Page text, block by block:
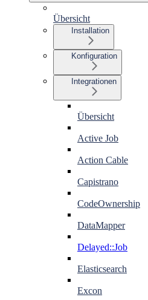
Übersicht
Installation
Konfiguration
Integrationen
Übersicht
Active Job
Action Cable
Capistrano
CodeOwnership
DataMapper
Delayed::Job
Elasticsearch
Excon